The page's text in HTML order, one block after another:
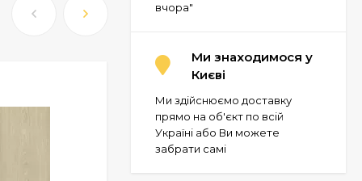
вчора"
Ми знаходимося у
Києві
Ми здійснюємо доставку
прямо на об'єкт по всій
Україні або Ви можете
забрати самі